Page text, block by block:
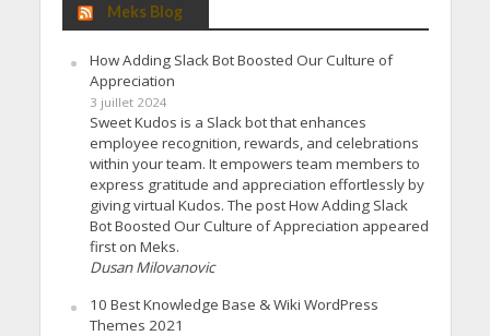
Meks Blog
How Adding Slack Bot Boosted Our Culture of
Appreciation
3 juillet 2024
Sweet Kudos is a Slack bot that enhances
employee recognition, rewards, and celebrations
within your team. It empowers team members to
express gratitude and appreciation effortlessly by
giving virtual Kudos. The post How Adding Slack
Bot Boosted Our Culture of Appreciation appeared
first on Meks.
Dusan Milovanovic
10 Best Knowledge Base & Wiki WordPress
Themes 2021